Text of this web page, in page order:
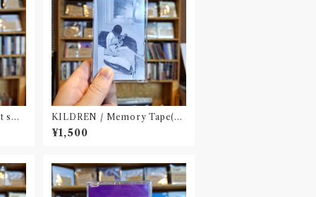
KILDREN / Memory Tape(ca
ssette/ダウンロードQRコード封
入)
¥1,500